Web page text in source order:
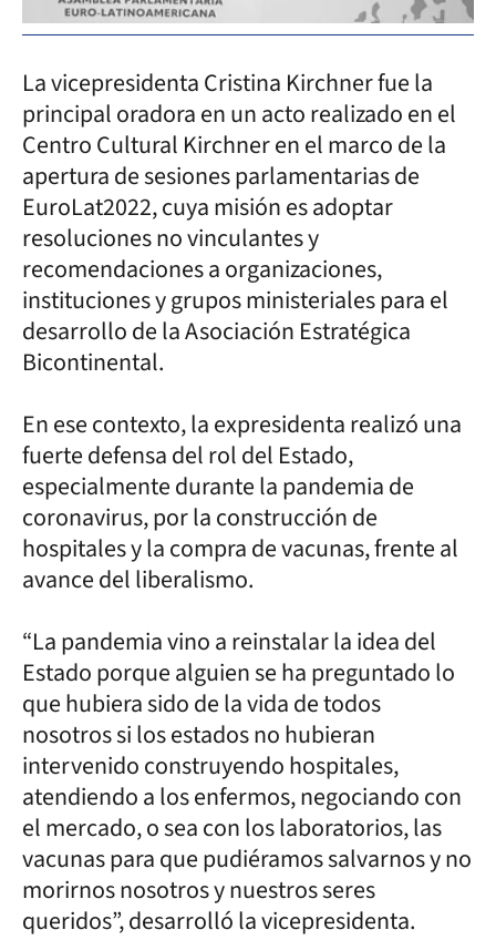
La vicepresidenta Cristina Kirchner fue la
principal oradora en un acto realizado en el
Centro Cultural Kirchner en el marco de la
apertura de sesiones parlamentarias de
EuroLat2022, cuya misión es adoptar
resoluciones no vinculantes y
recomendaciones a organizaciones,
instituciones y grupos ministeriales para el
desarrollo de la Asociación Estratégica
Bicontinental.
En ese contexto, la expresidenta realizó una
fuerte defensa del rol del Estado,
especialmente durante la pandemia de
coronavirus, por la construcción de
hospitales y la compra de vacunas, frente al
avance del liberalismo.
“La pandemia vino a reinstalar la idea del
Estado porque alguien se ha preguntado lo
que hubiera sido de la vida de todos
nosotros si los estados no hubieran
intervenido construyendo hospitales,
atendiendo a los enfermos, negociando con
el mercado, o sea con los laboratorios, las
vacunas para que pudiéramos salvarnos y no
morirnos nosotros y nuestros seres
queridos”, desarrolló la vicepresidenta.